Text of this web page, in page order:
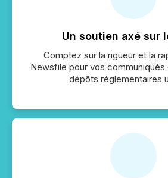
Un soutien axé sur
Comptez sur la rigueur et la
Newsfile pour vos
dépôts réglementaires